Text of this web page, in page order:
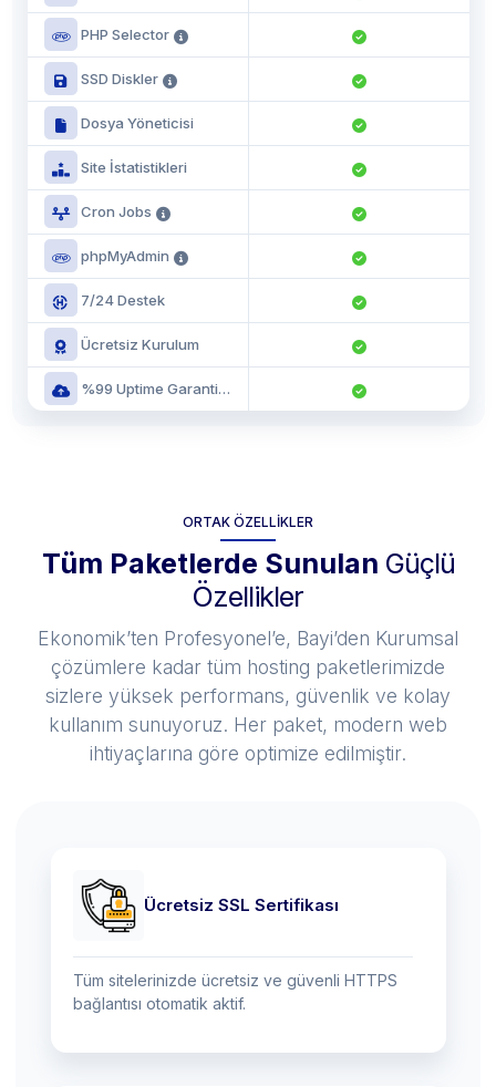
PHP Selector
SSD Diskler
Dosya Yöneticisi
Site İstatistikleri
Cron Jobs
phpMyAdmin
7/24 Destek
Ücretsiz Kurulum
%99 Uptime Garantisi
ORTAK ÖZELLIKLER
Tüm Paketlerde Sunulan Güçlü
Özellikler
Ekonomik’ten Profesyonel’e, Bayi’den Kurumsal
çözümlere kadar tüm hosting paketlerimizde
sizlere yüksek performans, güvenlik ve kolay
kullanım sunuyoruz. Her paket, modern web
ihtiyaçlarına göre optimize edilmiştir.
Ücretsiz SSL Sertifikası
Tüm sitelerinizde ücretsiz ve güvenli HTTPS
bağlantısı otomatik aktif.